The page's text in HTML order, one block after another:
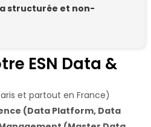
structurée et non-
ESN Data &
et partout en France)
(Data Platform, Data